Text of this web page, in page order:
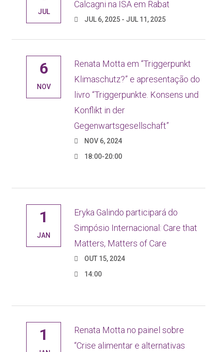
JUL
Calcagni na ISA em Rabat
JUL 6, 2025 - JUL 11, 2025
6
NOV
Renata Motta em “Triggerpunkt
Klimaschutz?” e apresentação do
livro “Triggerpunkte. Konsens und
Konflikt in der
Gegenwartsgesellschaft”
NOV 6, 2024
18:00-20:00
1
JAN
Eryka Galindo participará do
Simpósio Internacional: Care that
Matters, Matters of Care
OUT 15, 2024
14:00
1
Renata Motta no painel sobre
“Crise alimentar e alternativas